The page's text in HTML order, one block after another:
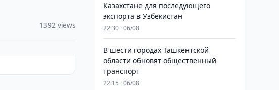
1392 views
Казахстане для последующего
экспорта в Узбекистан
22:30 · 06/08
В шести городах Ташкентской
области обновят общественный
транспорт
22:15 · 06/08